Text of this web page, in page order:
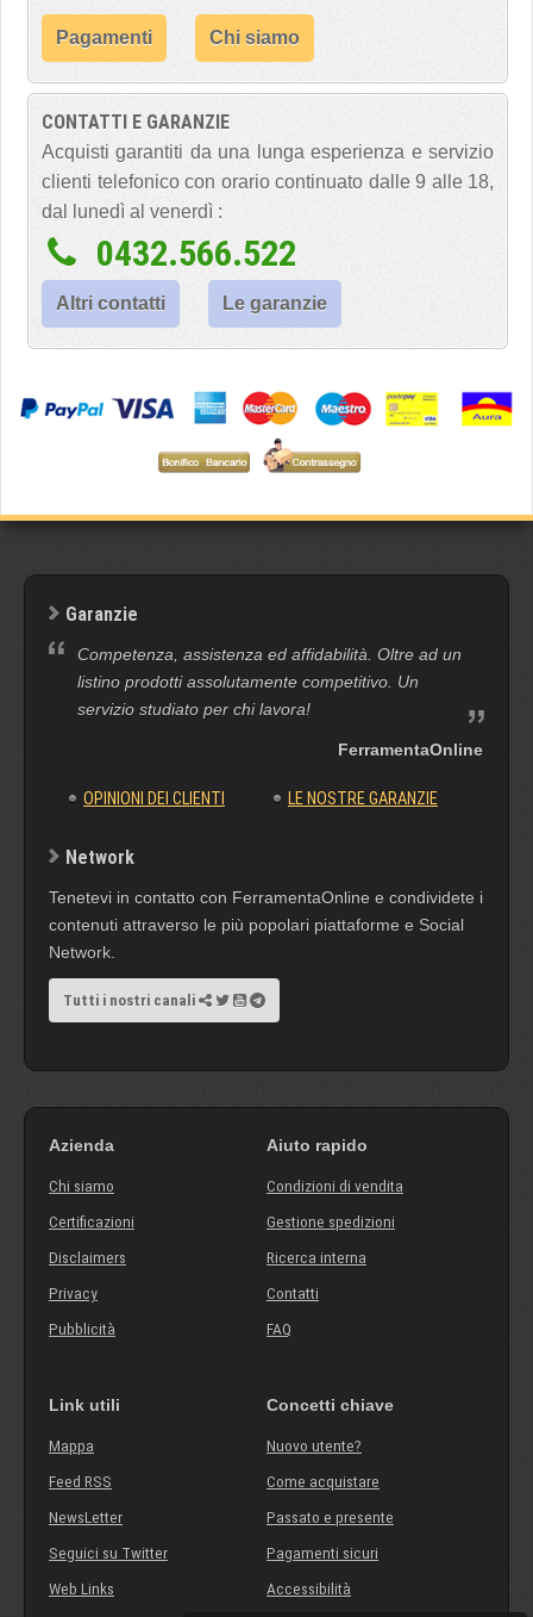
Pagamenti Chi siamo
CONTATTI E GARANZIE
Acquisti garantiti da una lunga esperienza e servizio
clienti telefonico con orario continuato dalle 9 alle 18,
dal lunedì al venerdì :
0432.566.522
Altri contatti Le garanzie
Garanzie
Competenza, assistenza ed affidabilità. Oltre ad un
listino prodotti assolutamente competitivo. Un
servizio studiato per chi lavora!
FerramentaOnline
OPINIONI DEI CLIENTI LE NOSTRE GARANZIE
Network
Tenetevi in contatto con FerramentaOnline e condividete i
contenuti attraverso le più popolari piattaforme e Social
Network.
Tutti i nostri canali
Azienda
Chi siamo
Certificazioni
Disclaimers
Privacy
Pubblicità
Aiuto rapido
Condizioni di vendita
Gestione spedizioni
Ricerca interna
Contatti
FAQ
Link utili
Mappa
Feed RSS
NewsLetter
Seguici su Twitter
Web Links
Concetti chiave
Nuovo utente?
Come acquistare
Passato e presente
Pagamenti sicuri
Accessibilità